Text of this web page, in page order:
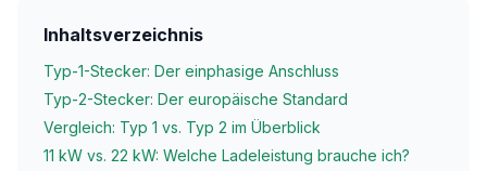
Inhaltsverzeichnis
Typ-1-Stecker: Der einphasige Anschluss
Typ-2-Stecker: Der europäische Standard
Vergleich: Typ 1 vs. Typ 2 im Überblick
11 kW vs. 22 kW: Welche Ladeleistung brauche ich?